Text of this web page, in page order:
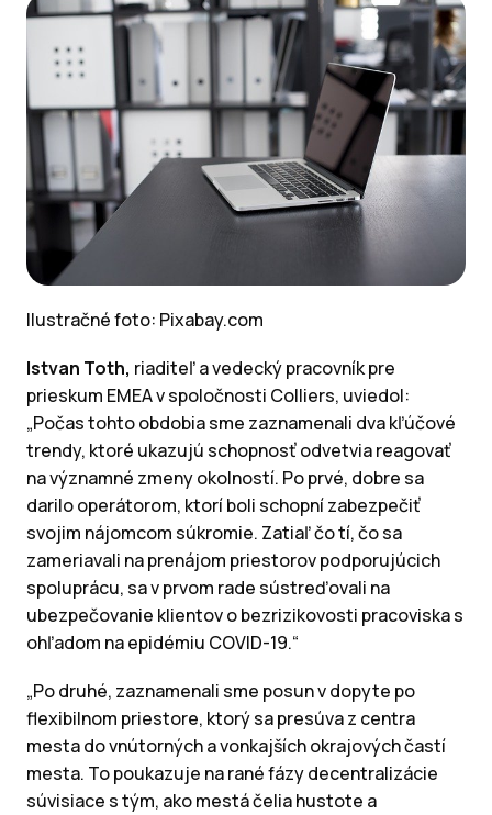
Ilustračné foto: Pixabay.com
Istvan Toth, riaditeľ a vedecký pracovník pre
prieskum EMEA v spoločnosti Colliers, uviedol:
„Počas tohto obdobia sme zaznamenali dva kľúčové
trendy, ktoré ukazujú schopnosť odvetvia reagovať
na významné zmeny okolností. Po prvé, dobre sa
darilo operátorom, ktorí boli schopní zabezpečiť
svojim nájomcom súkromie. Zatiaľ čo tí, čo sa
zameriavali na prenájom priestorov podporujúcich
spoluprácu, sa v prvom rade sústreďovali na
ubezpečovanie klientov o bezrizikovosti pracoviska s
ohľadom na epidémiu COVID-19.“
„Po druhé, zaznamenali sme posun v dopyte po
flexibilnom priestore, ktorý sa presúva z centra
mesta do vnútorných a vonkajších okrajových častí
mesta. To poukazuje na rané fázy decentralizácie
súvisiace s tým, ako mestá čelia hustote a